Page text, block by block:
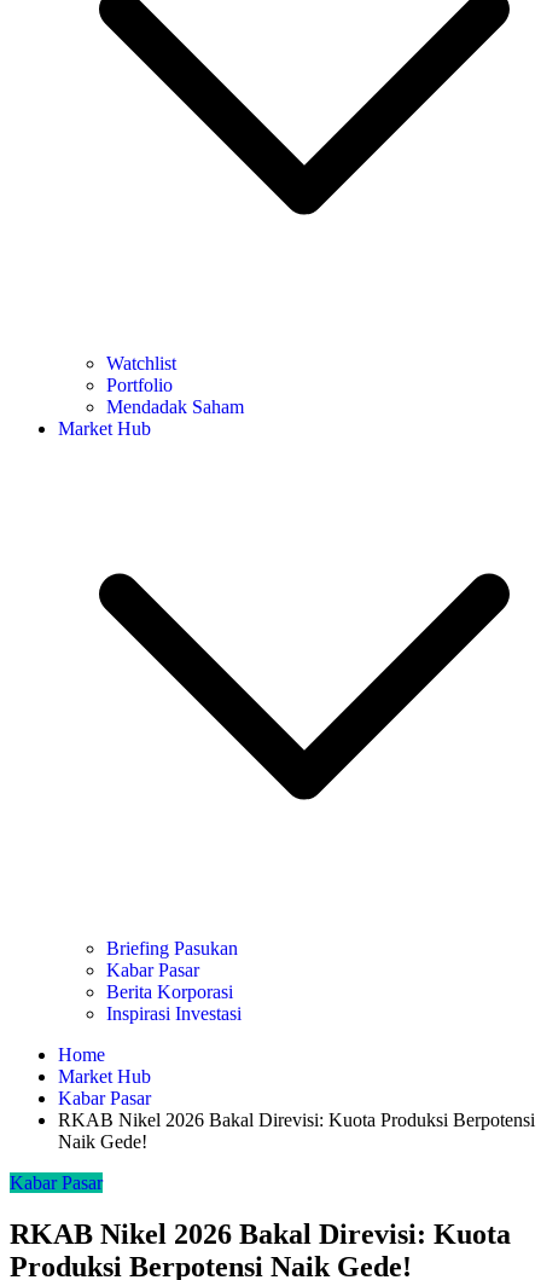
Watchlist
Portfolio
Mendadak Saham
Market Hub
Briefing Pasukan
Kabar Pasar
Berita Korporasi
Inspirasi Investasi
Home
Market Hub
Kabar Pasar
RKAB Nikel 2026 Bakal Direvisi: Kuota Produksi Berpotensi
Naik Gede!
Kabar Pasar
RKAB Nikel 2026 Bakal Direvisi: Kuota
Produksi Berpotensi Naik Gede!